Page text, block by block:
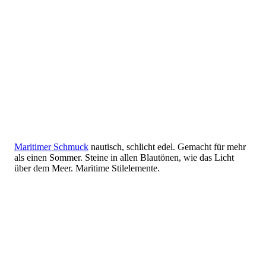
Maritimer Schmuck nautisch, schlicht edel. Gemacht für mehr
als einen Sommer. Steine in allen Blautönen, wie das Licht
über dem Meer. Maritime Stilelemente.